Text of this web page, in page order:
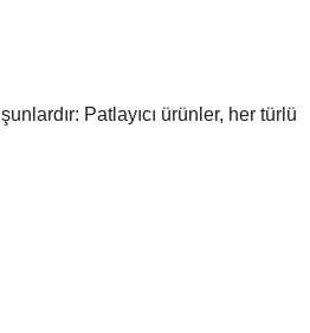
Patlayıcı ürünler, her türlü